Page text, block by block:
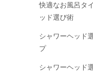
快適なお風呂タ
ッド選び術
シャワーヘッド
プ
シャワーヘッド